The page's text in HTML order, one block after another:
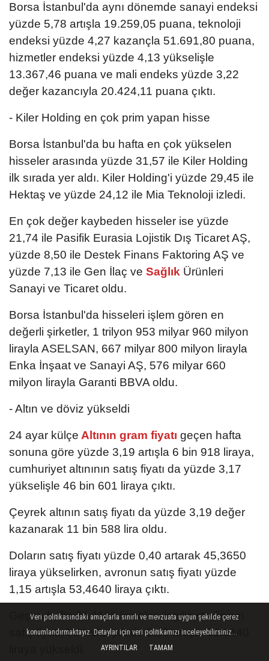
Borsa İstanbul'da aynı dönemde sanayi endeksi
yüzde 5,78 artışla 19.259,05 puana, teknoloji
endeksi yüzde 4,27 kazançla 51.691,80 puana,
hizmetler endeksi yüzde 4,13 yükselişle
13.367,46 puana ve mali endeks yüzde 3,22
değer kazancıyla 20.424,11 puana çıktı.
- Kiler Holding en çok prim yapan hisse
Borsa İstanbul'da bu hafta en çok yükselen
hisseler arasında yüzde 31,57 ile Kiler Holding
ilk sırada yer aldı. Kiler Holding'i yüzde 29,45 ile
Hektaş ve yüzde 24,12 ile Mia Teknoloji izledi.
En çok değer kaybeden hisseler ise yüzde
21,74 ile Pasifik Eurasia Lojistik Dış Ticaret AŞ,
yüzde 8,50 ile Destek Finans Faktoring AŞ ve
yüzde 7,13 ile Gen İlaç ve Sağlık Ürünleri
Sanayi ve Ticaret oldu.
Borsa İstanbul'da hisseleri işlem gören en
değerli şirketler, 1 trilyon 953 milyar 960 milyon
lirayla ASELSAN, 667 milyar 800 milyon lirayla
Enka İnşaat ve Sanayi AŞ, 576 milyar 660
milyon lirayla Garanti BBVA oldu.
- Altın ve döviz yükseldi
24 ayar külçe Altının gram fiyatı geçen hafta
sonuna göre yüzde 3,19 artışla 6 bin 918 liraya,
cumhuriyet altınının satış fiyatı da yüzde 3,17
yükselişle 46 bin 601 liraya çıktı.
Çeyrek altının satış fiyatı da yüzde 3,19 değer
kazanarak 11 bin 588 lira oldu.
Doların satış fiyatı yüzde 0,40 artarak 45,3650
liraya yükselirken, avronun satış fiyatı yüzde
1,15 artışla 53,4640 liraya çıktı.
Geçen hafta 61,1110 lira olan İngiliz sterlininin
satış fiyatı, bu hafta yüzde 1,20 artışla 61,8440
Veri politikasındaki amaçlarla sınırlı ve mevzuata uygun şekilde çerez
konumlandırmaktayız. Detaylar için veri politikamızı inceleyebilirsiniz...
AYRINTILAR
TAMAM